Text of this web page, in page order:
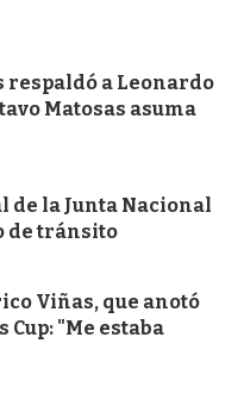
a Leonardo
Matosas asuma
la Junta Nacional
de tránsito
Viñas, que anotó
Cup: "Me estaba